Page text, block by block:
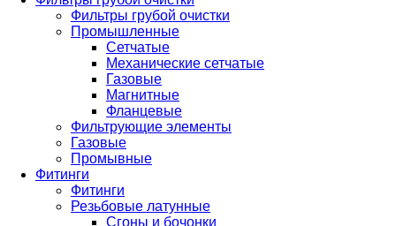
Фильтры грубой очистки
Промышленные
Сетчатые
Механические сетчатые
Газовые
Магнитные
Фланцевые
Фильтрующие элементы
Газовые
Промывные
Фитинги
Фитинги
Резьбовые латунные
Сгоны и бочонки